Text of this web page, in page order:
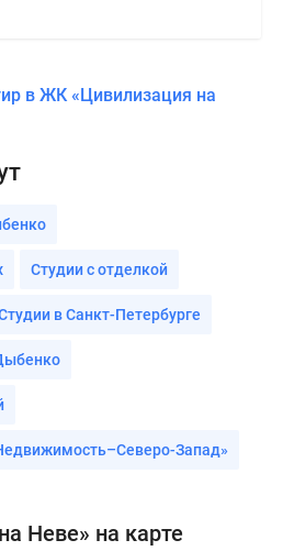
в ЖК «Цивилизация на
Студии с отделкой
в Санкт-Петербурге
Запад»
Неве» на карте